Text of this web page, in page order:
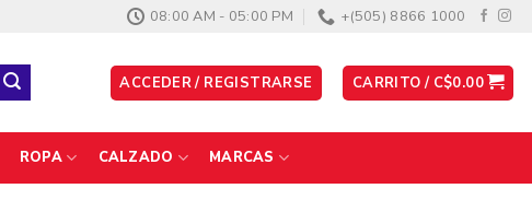
08:00 AM - 05:00 PM +(505) 8866 1000
ACCEDER / REGISTRARSE CARRITO / C$0.00
ROPA CALZADO MARCAS